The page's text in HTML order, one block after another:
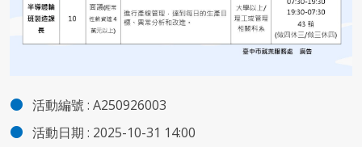
活動編號 : A250926003
活動日期 : 2025-10-31 14:00